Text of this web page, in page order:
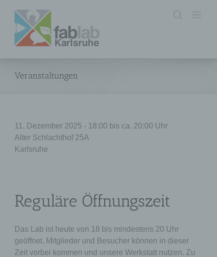
Inhalt
springen
Veranstaltungen
11. Dezember 2025 - 18:00 bis ca. 20:00 Uhr
Alter Schlachthof 25A
Karlsruhe
Reguläre Öffnungszeit
Das Lab ist heute von 18 bis mindestens 20 Uhr
geöffnet. Mitglieder und Besucher können in dieser
Zeit vorbei kommen und unsere Werkstatt nutzen. Zu